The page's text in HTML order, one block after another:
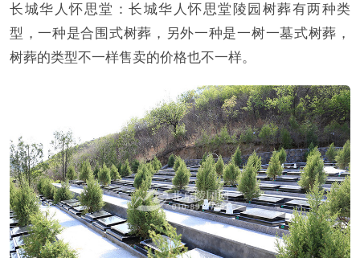
长城华人怀思堂：长城华人怀思堂陵园树葬有两种类
型，一种是合围式树葬，另外一种是一树一墓式树葬，
树葬的类型不一样售卖的价格也不一样。